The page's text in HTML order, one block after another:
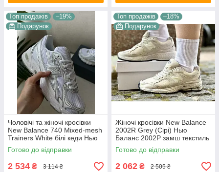
Топ продажів
–19%
Подарунок
Чоловічі та жіночі кросівки
New Balance 740 Mixed-mesh
Trainers White білі кеди Нью
Баланс 740 Міксед-меш
Трейнерс текстиль літо
Готово до відправки
2 534 ₴ 3 114 ₴
Топ продажів
–18%
Подарунок
Жіночі кросівки New Balance
2002R Grey (Сірі) Нью
Баланс 2002Р замш текстиль
сітка демісезон
Готово до відправки
2 062 ₴ 2 505 ₴